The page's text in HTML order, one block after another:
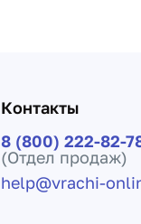
Контакты
8 (800) 222-82-
(Отдел продаж)
help@vrachi-